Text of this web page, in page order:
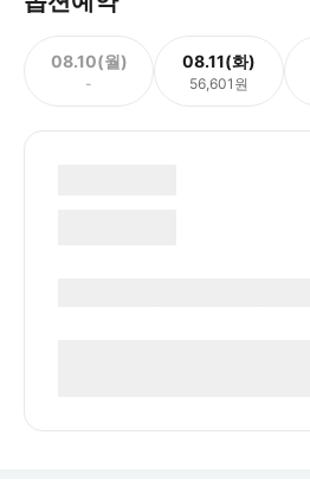
08.10(월)
-
08.11(화)
56,601원